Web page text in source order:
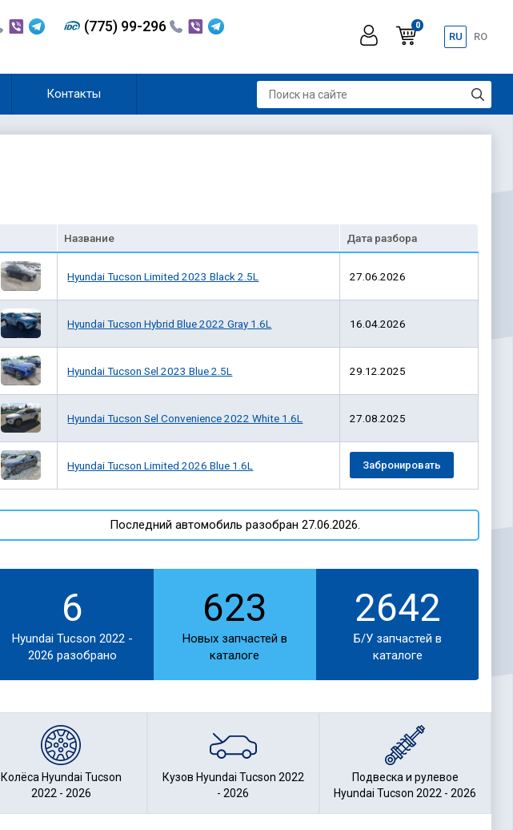
(775) 99-296
0
RU RO
Контакты
Название Дата разбора
Hyundai Tucson Limited 2023 Black 2.5L 27.06.2026
Hyundai Tucson Hybrid Blue 2022 Gray 1.6L 16.04.2026
Hyundai Tucson Sel 2023 Blue 2.5L 29.12.2025
Hyundai Tucson Sel Convenience 2022 White 1.6L 27.08.2025
Hyundai Tucson Limited 2026 Blue 1.6L Забронировать
Последний автомобиль разобран 27.06.2026.
6
Hyundai Tucson 2022 -
2026 разобрано
623
Новых запчастей в
каталоге
2642
Б/У запчастей в
каталоге
Колёса Hyundai Tucson
2022 - 2026
Кузов Hyundai Tucson 2022
- 2026
Подвеска и рулевое
Hyundai Tucson 2022 - 2026